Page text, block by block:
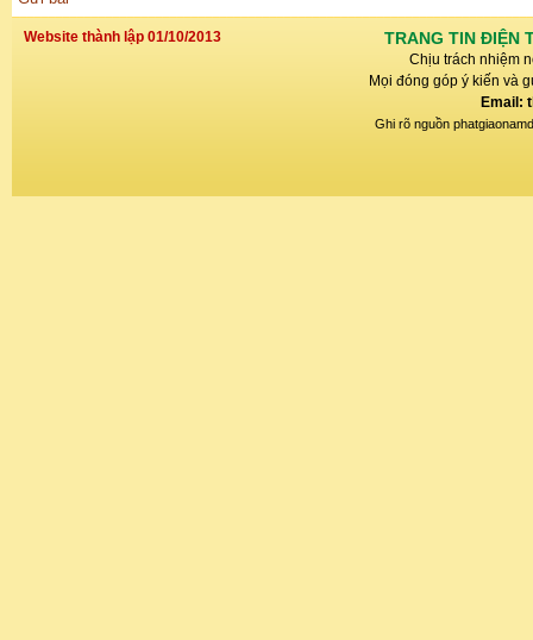
Website thành lập 01/10/2013 TRANG TIN ĐIỆN
Chịu trách nhiệm
Mọi đóng góp ý kiến và
Email:
Ghi rõ nguồn